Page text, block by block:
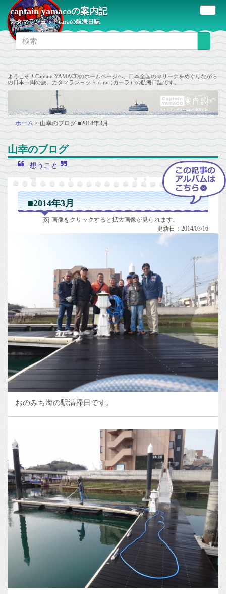
captain yamacoの案内記
カタマランヨットcaraの航海日誌
ようこそ！Captain YAMACOのホームページへ。日本全国のマリーナをめぐりながら
の日本一周の旅。カタマランヨット cara（カーラ）の航海日誌です。
ホーム > 山幸のブログ■2014年3月
山幸のブログ
想うこと
■2014年3月
画像をクリックすると拡大画像が見られます。
更新日：2014/03/16
おのみち海の駅清掃日です。